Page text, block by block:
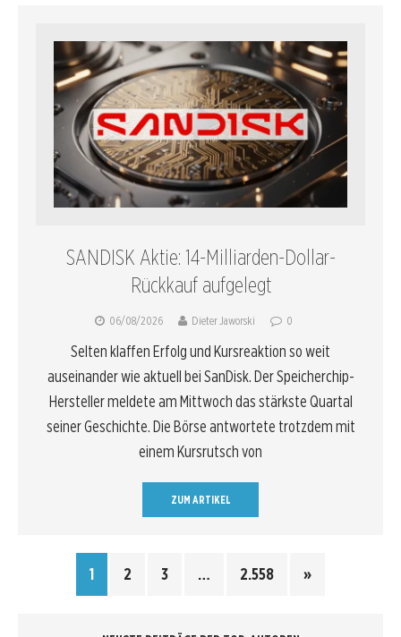
SANDISK Aktie: 14-Milliarden-Dollar-
Rückkauf aufgelegt
06/08/2026 Dieter Jaworski 0
Selten klaffen Erfolg und Kursreaktion so weit
auseinander wie aktuell bei SanDisk. Der Speicherchip-
Hersteller meldete am Mittwoch das stärkste Quartal
seiner Geschichte. Die Börse antwortete trotzdem mit
einem Kursrutsch von
ZUM ARTIKEL
1 2 3 … 2.558 »